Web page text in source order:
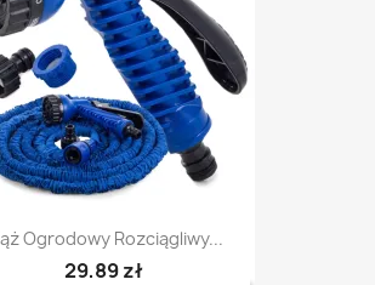
Ogrodowy Rozciągliwy...
29,89 zł